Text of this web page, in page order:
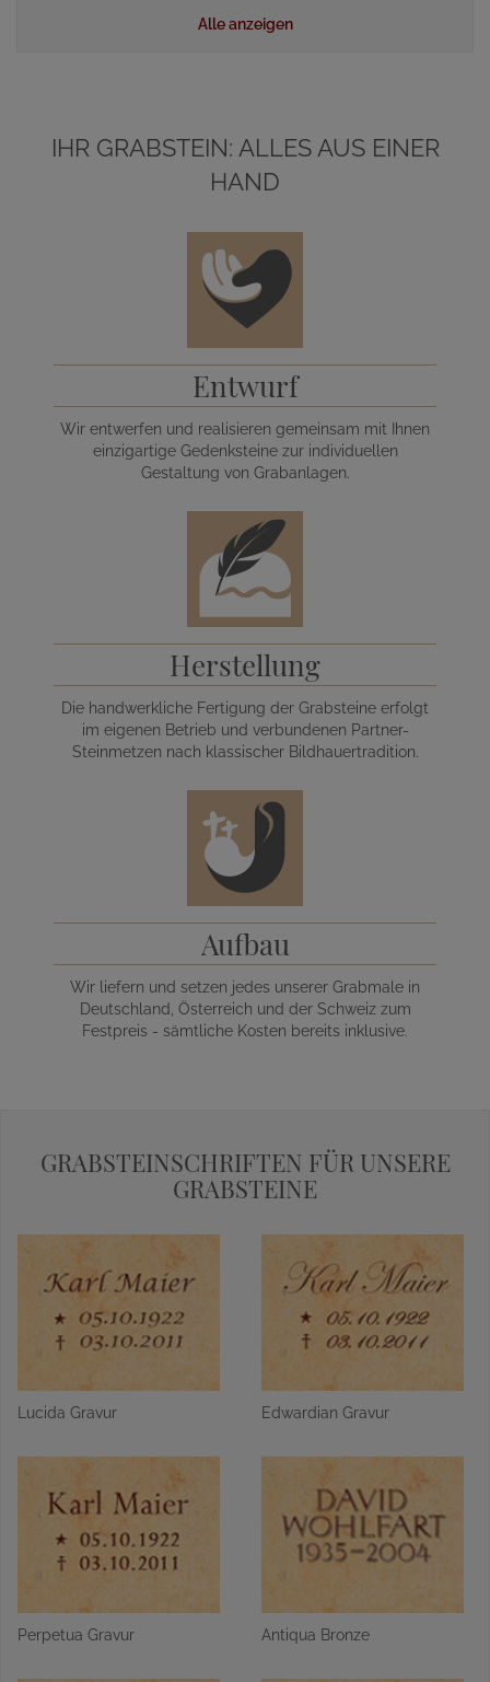
Alle anzeigen
IHR GRABSTEIN: ALLES AUS EINER
HAND
Entwurf
Wir entwerfen und realisieren gemeinsam mit Ihnen
einzigartige Gedenksteine zur individuellen
Gestaltung von Grabanlagen.
Herstellung
Die handwerkliche Fertigung der Grabsteine erfolgt
im eigenen Betrieb und verbundenen Partner-
Steinmetzen nach klassischer Bildhauertradition.
Aufbau
Wir liefern und setzen jedes unserer Grabmale in
Deutschland, Österreich und der Schweiz zum
Festpreis - sämtliche Kosten bereits inklusive.
GRABSTEINSCHRIFTEN FÜR UNSERE
GRABSTEINE
Lucida Gravur Edwardian Gravur
Perpetua Gravur Antiqua Bronze